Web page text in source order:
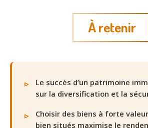
À retenir
Le succès d’un patrimoine
sur la diversification et la
Choisir des biens à forte
bien situés maximise le